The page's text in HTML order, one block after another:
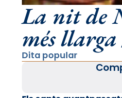
La nit de
més
Dita popular